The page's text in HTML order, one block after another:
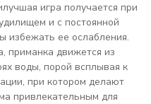
игра получается при
и с постоянной
избежать ее ослабления.
приманка движется из
воды, порой всплывая к
при котором делают
привлекательным для